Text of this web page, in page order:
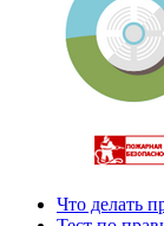
Что делать